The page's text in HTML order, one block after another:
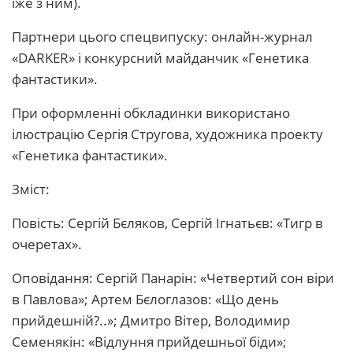
Партнери цього спецвипуску: онлайн-журнал
«DARKER» і конкурсний майданчик «Генетика
фантастики».
При оформленні обкладинки використано
ілюстрацію Сергія Стругова, художника проекту
«Генетика фантастики».
Зміст:
Повість: Сергій Бєляков, Сергій Ігнатьєв: «Тигр в
очеретах».
Оповідання: Сергій Панарін: «Четвертий сон віри
в Павлова»; Артем Бєлоглазов: «Що день
прийдешній?..»; Дмитро Вітер, Володимир
Семенякін: «Відлуння прийдешньої біди»;